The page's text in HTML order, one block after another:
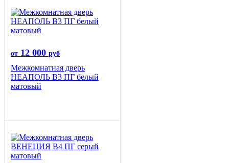
от 12 000 руб
Межкомнатная дверь
НЕАПОЛЬ В3 ПГ белый
матовый